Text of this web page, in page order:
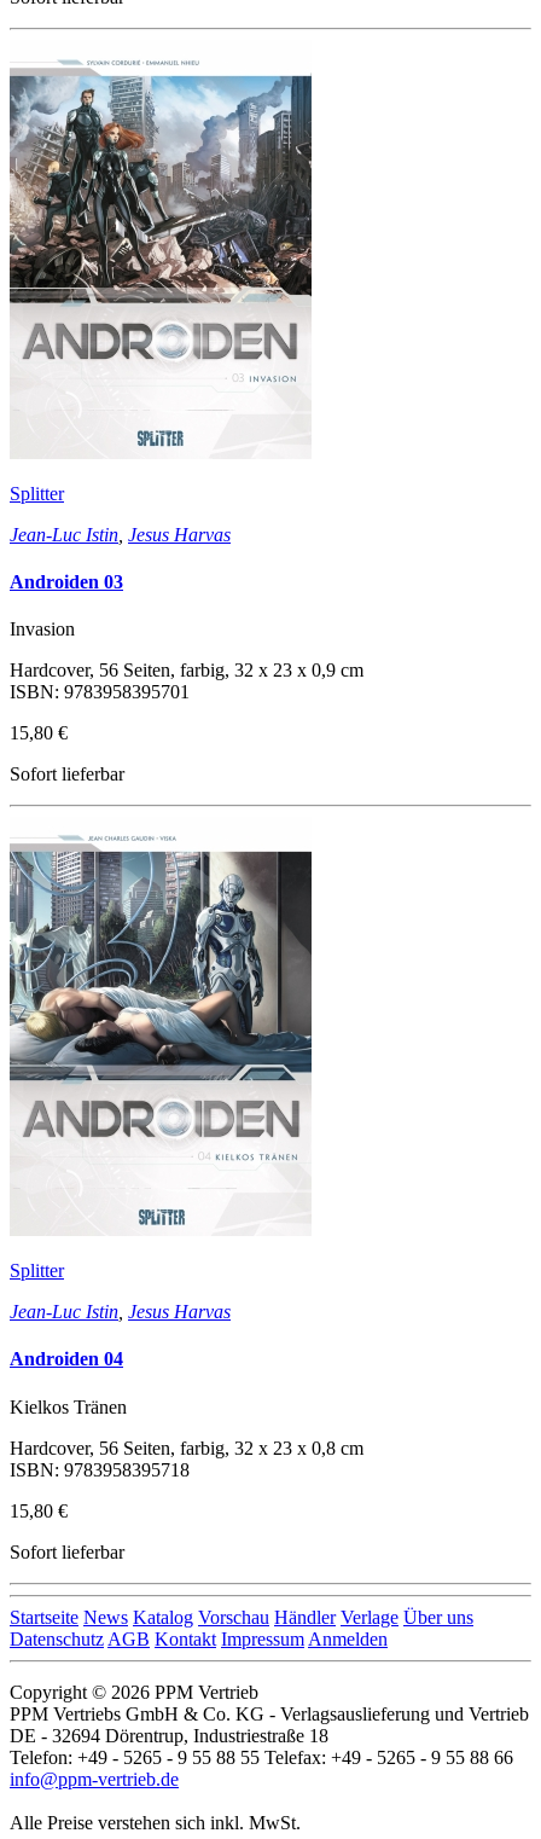
Splitter
Jean-Luc Istin Jesus Harvas
Androiden 03
Invasion
Hardcover, 56 Seiten, farbig, 32 x 23 x 0,9 cm
ISBN: 9783958395701
15,80 €
Sofort lieferbar
Splitter
Jean-Luc Istin Jesus Harvas
Androiden 04
Kielkos Tränen
Hardcover, 56 Seiten, farbig, 32 x 23 x 0,8 cm
ISBN: 9783958395718
15,80 €
Sofort lieferbar
Startseite News Katalog Vorschau Händler Verlage Über uns
Datenschutz AGB Kontakt Impressum Anmelden
Copyright © 2026 PPM Vertrieb
PPM Vertriebs GmbH & Co. KG - Verlagsauslieferung und Vertrieb
DE - 32694 Dörentrup, Industriestraße 18
Telefon: +49 - 5265 - 9 55 88 55 Telefax: +49 - 5265 - 9 55 88 66
info@ppm-vertrieb.de
Alle Preise verstehen sich inkl. MwSt.